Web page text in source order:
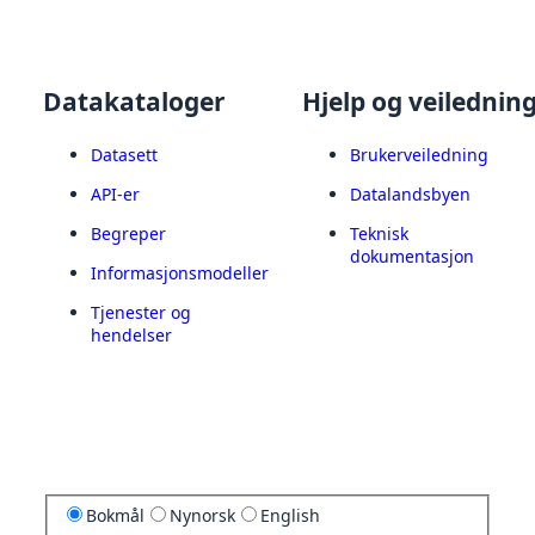
Datakataloger
Datasett
API-er
Begreper
Informasjonsmodeller
Tjenester og
hendelser
Hjelp og
Brukerveiledning
Datalandsbyen
Teknisk
dokumentasjon
Bokmål Nynorsk English